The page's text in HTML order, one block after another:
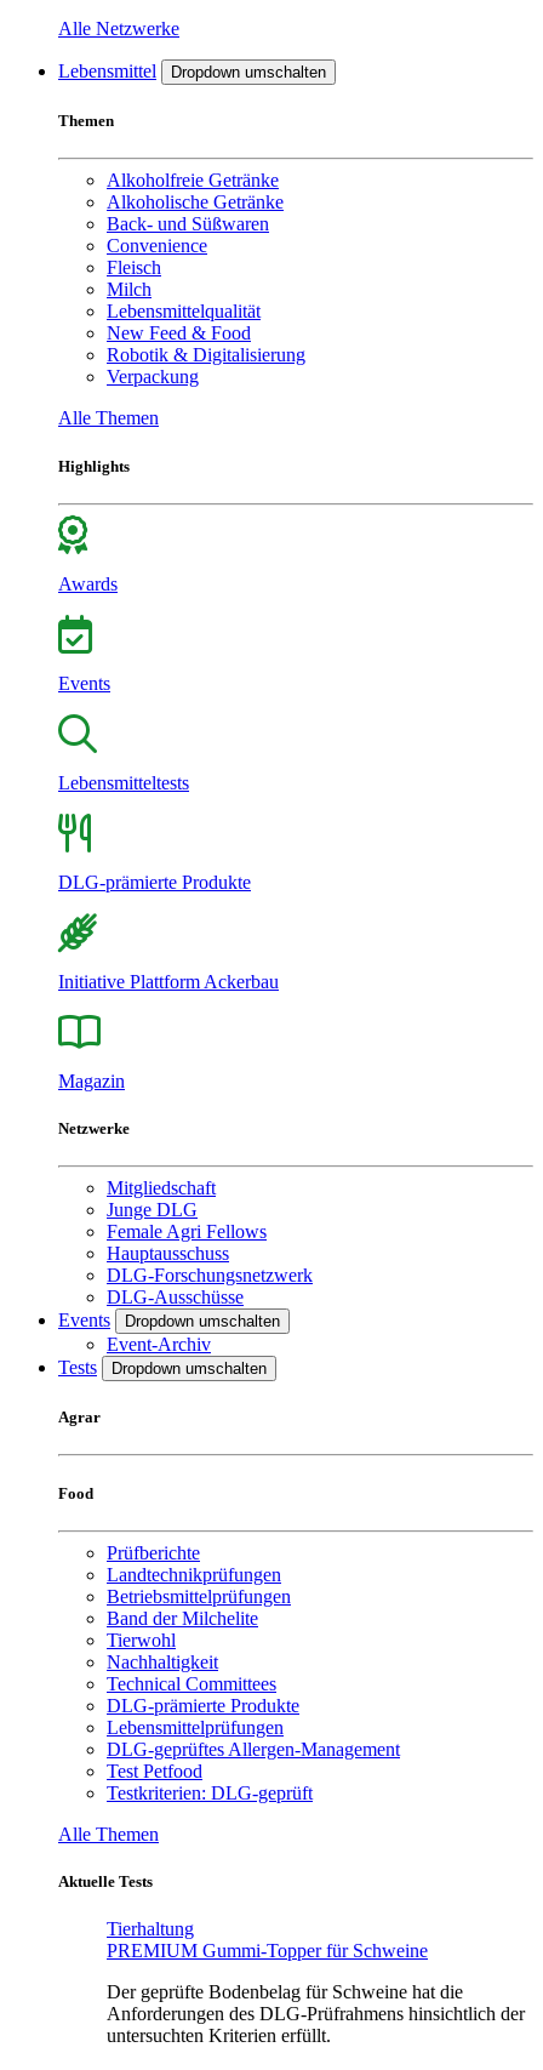
Alle Netzwerke
Lebensmittel Dropdown umschalten
Themen
Alkoholfreie Getränke
Alkoholische Getränke
Back- und Süßwaren
Convenience
Fleisch
Milch
Lebensmittelqualität
New Feed & Food
Robotik & Digitalisierung
Verpackung
Alle Themen
Highlights
Awards
Events
Lebensmitteltests
DLG-prämierte Produkte
Initiative Plattform Ackerbau
Magazin
Netzwerke
Mitgliedschaft
Junge DLG
Female Agri Fellows
Hauptausschuss
DLG-Forschungsnetzwerk
DLG-Ausschüsse
Events
Dropdown umschalten
Event-Archiv
Tests
Dropdown umschalten
Agrar
Food
Prüfberichte
Landtechnikprüfungen
Betriebsmittelprüfungen
Band der Milchelite
Tierwohl
Nachhaltigkeit
Technical Committees
DLG-prämierte Produkte
Lebensmittelprüfungen
DLG-geprüftes Allergen-Management
Test Petfood
Testkriterien: DLG-geprüft
Alle Themen
Aktuelle Tests
Tierhaltung
PREMIUM Gummi-Topper für Schweine
Der geprüfte Bodenbelag für Schweine hat die
Anforderungen des DLG-Prüfrahmens hinsichtlich der
untersuchten Kriterien erfüllt.